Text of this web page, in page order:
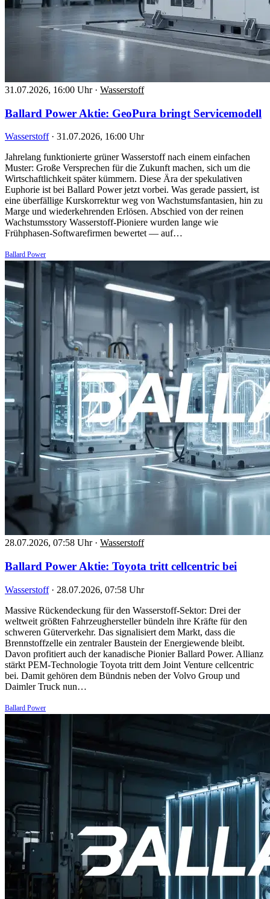
31.07.2026, 16:00 Uhr · Wasserstoff
Ballard Power Aktie: GeoPura bringt Servicemodell
Wasserstoff · 31.07.2026, 16:00 Uhr
Jahrelang funktionierte grüner Wasserstoff nach einem einfachen
Muster: Große Versprechen für die Zukunft machen, sich um die
Wirtschaftlichkeit später kümmern. Diese Ära der spekulativen
Euphorie ist bei Ballard Power jetzt vorbei. Was gerade passiert, ist
eine überfällige Kurskorrektur weg von Wachstumsfantasien, hin zu
Marge und wiederkehrenden Erlösen. Abschied von der reinen
Wachstumsstory Wasserstoff-Pioniere wurden lange wie
Frühphasen-Softwarefirmen bewertet — auf…
Ballard Power
28.07.2026, 07:58 Uhr · Wasserstoff
Ballard Power Aktie: Toyota tritt cellcentric bei
Wasserstoff · 28.07.2026, 07:58 Uhr
Massive Rückendeckung für den Wasserstoff-Sektor: Drei der
weltweit größten Fahrzeughersteller bündeln ihre Kräfte für den
schweren Güterverkehr. Das signalisiert dem Markt, dass die
Brennstoffzelle ein zentraler Baustein der Energiewende bleibt.
Davon profitiert auch der kanadische Pionier Ballard Power. Allianz
stärkt PEM-Technologie Toyota tritt dem Joint Venture cellcentric
bei. Damit gehören dem Bündnis neben der Volvo Group und
Daimler Truck nun…
Ballard Power